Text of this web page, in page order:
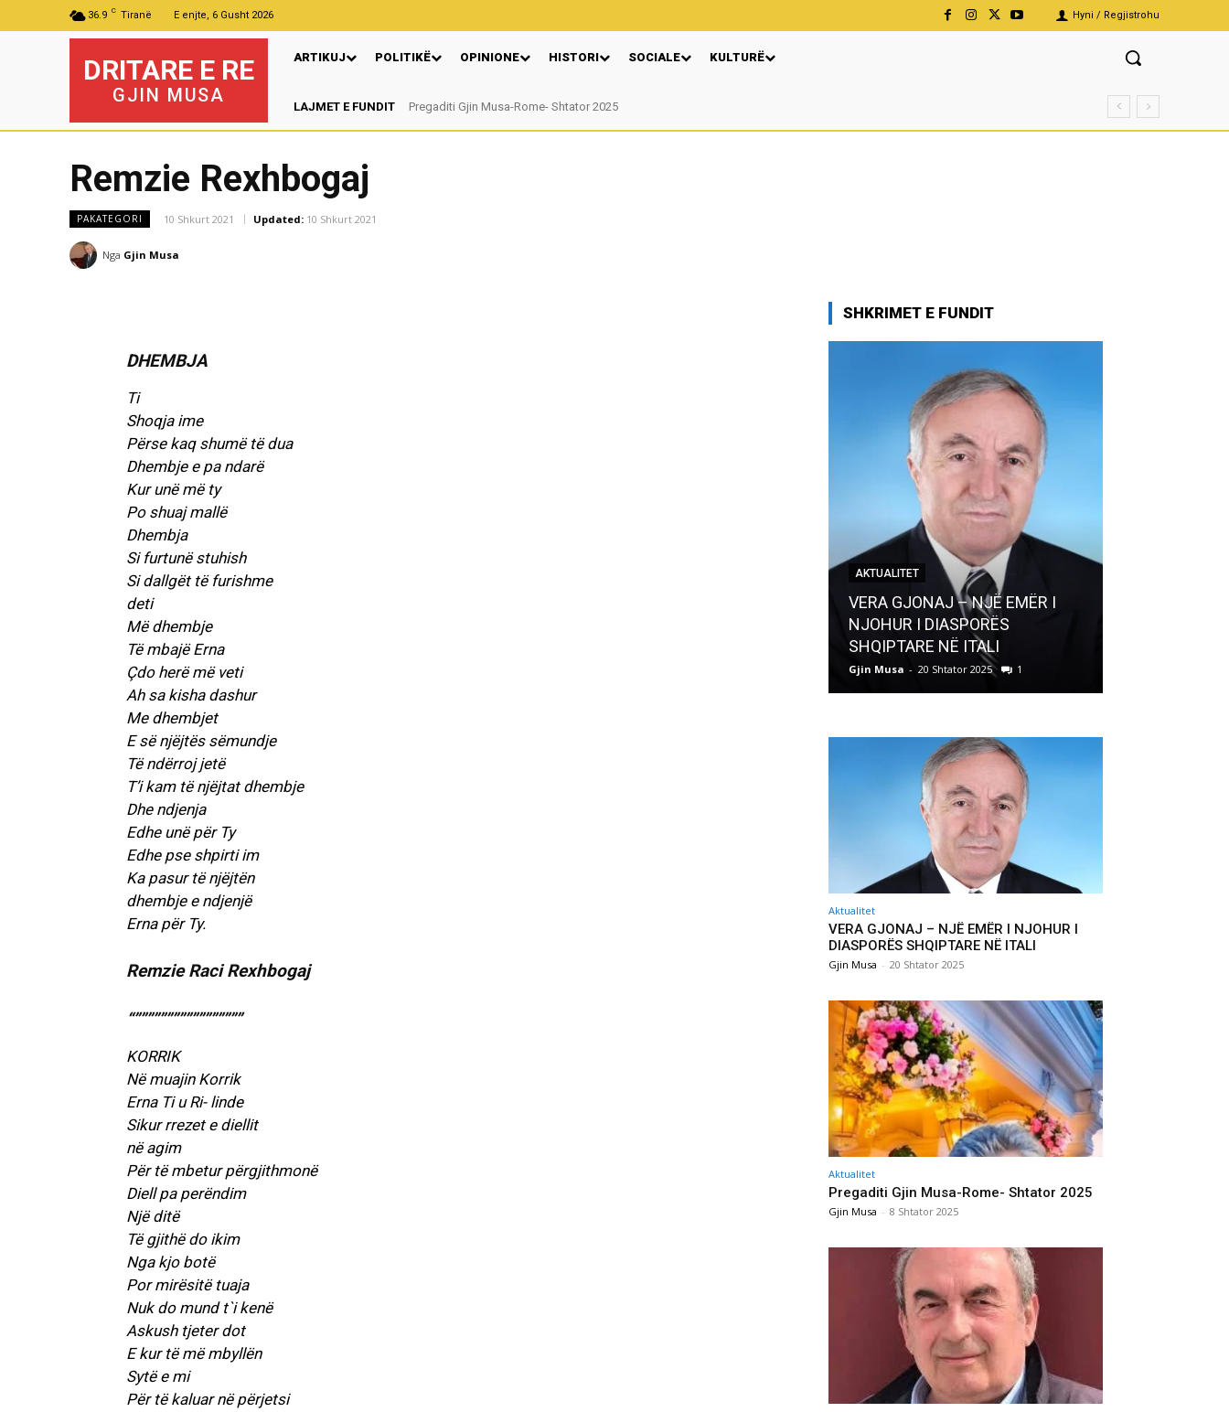
36.9 C Tiranë E enjte, 6 Gusht 2026 Hyni / Regjistrohu
DRITARE E RE
GJIN MUSA
ARTIKUJ POLITIKË OPINIONE HISTORI SOCIALE KULTURË
LAJMET E FUNDITPregaditi Gjin Musa-Rome- Shtator 2025
Nga: Ndue Dedaj
Remzie Rexhbogaj
PAKATEGORI 10 Shkurt 2021 Updated: 10 Shkurt 2021
Nga Gjin Musa
DHEMBJA
Ti
Shoqja ime
Përse kaq shumë të dua
Dhembje e pa ndarë
Kur unë më ty
Po shuaj mallë
Dhembja
Si furtunë stuhish
Si dallgët të furishme
deti
Më dhembje
Të mbajë Erna
Çdo herë më veti
Ah sa kisha dashur
Me dhembjet
E së njëjtës sëmundje
Të ndërroj jetë
T’i kam të njëjtat dhembje
Dhe ndjenja
Edhe unë për Ty
Edhe pse shpirti im
Ka pasur të njëjtën
dhembje e ndjenjë
Erna për Ty.
Remzie Raci Rexhbogaj
“”””””””””””””””””
KORRIK
Në muajin Korrik
Erna Ti u Ri- linde
Sikur rrezet e diellit
në agim
Për të mbetur përgjithmonë
Diell pa perëndim
Një ditë
Të gjithë do ikim
Nga kjo botë
Por mirësitë tuaja
Nuk do mund t`i kenë
Askush tjeter dot
E kur të më mbyllën
Sytë e mi
Për të kaluar në përjetsi
SHKRIMET E FUNDIT
AKTUALITET
VERA GJONAJ – NJË EMËR I
NJOHUR I DIASPORËS
SHQIPTARE NË ITALI
Gjin Musa - 20 Shtator 2025 1
Aktualitet
VERA GJONAJ – NJË EMËR I NJOHUR I
DIASPORËS SHQIPTARE NË ITALI
Gjin Musa - 20 Shtator 2025
Aktualitet
Pregaditi Gjin Musa-Rome- Shtator 2025
Gjin Musa - 8 Shtator 2025